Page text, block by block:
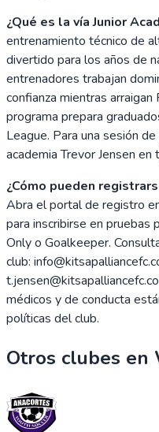
¿Qué es la vía Junior
entrenamiento técnico de
divertido para los años de
entrenadores trabajan
confianza mientras
programa prepara
League. Para una sesión
academia Trevor Jensen
¿Cómo pueden
Abra el portal de registro
para inscribirse en pruebas
Only o Goalkeeper.
club:
médicos y de conducta
políticas del club.
Otros clubes en